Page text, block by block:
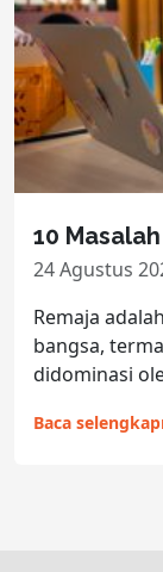
10
24 Agustus
Remaja
bangsa,
didominasi
Baca